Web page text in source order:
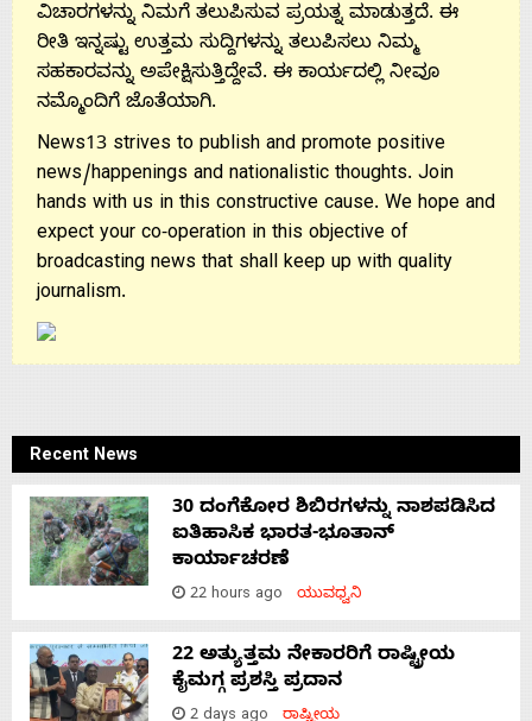
ವಿಚಾರಗಳನ್ನು ನಿಮಗೆ ತಲುಪಿಸುವ ಪ್ರಯತ್ನ ಮಾಡುತ್ತದೆ. ಈ
ರೀತಿ ಇನ್ನಷ್ಟು ಉತ್ತಮ ಸುದ್ದಿಗಳನ್ನು ತಲುಪಿಸಲು ನಿಮ್ಮ
ಸಹಕಾರವನ್ನು ಅಪೇಕ್ಷಿಸುತ್ತಿದ್ದೇವೆ. ಈ ಕಾರ್ಯದಲ್ಲಿ ನೀವೂ
ನಮ್ಮೊಂದಿಗೆ ಜೊತೆಯಾಗಿ.
News13 strives to publish and promote positive
news/happenings and nationalistic thoughts. Join
hands with us in this constructive cause. We hope and
expect your co-operation in this objective of
broadcasting news that shall keep up with quality
journalism.
Recent News
30 ದಂಗೆಕೋರ ಶಿಬಿರಗಳನ್ನು ನಾಶಪಡಿಸಿದ
ಐತಿಹಾಸಿಕ ಭಾರತ-ಭೂತಾನ್
ಕಾರ್ಯಾಚರಣೆ
22 hours ago ಯುವಧ್ವನಿ
22 ಅತ್ಯುತ್ತಮ ನೇಕಾರರಿಗೆ ರಾಷ್ಟ್ರೀಯ
ಕೈಮಗ್ಗ ಪ್ರಶಸ್ತಿ ಪ್ರದಾನ
2 days ago ರಾಷ್ಟ್ರೀಯ